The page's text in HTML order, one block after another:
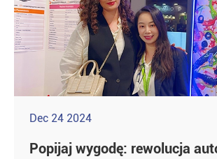
Dec 24 2024
Popijaj wygodę: rewolucja